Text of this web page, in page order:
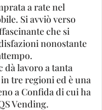
a rate nel
Si avviò verso
che si
nonostante
dà lavoro a tanta
tre regioni ed è una
a Confida di cui ha
Vending.